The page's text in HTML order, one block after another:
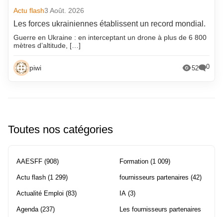
Actu flash3 Août. 2026
Les forces ukrainiennes établissent un record mondial.
Guerre en Ukraine : en interceptant un drone à plus de 6 800
mètres d’altitude, […]
piwi 52 0
Toutes nos catégories
AAESFF (908)
Actu flash (1 299)
Actualité Emploi (83)
Agenda(237)
Formation (1 009)
fournisseurs partenaires (42)
IA (3)
Les fournisseurs partenaires